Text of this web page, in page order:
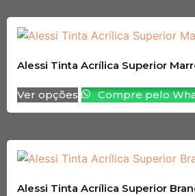
Alessi Tinta Acrílica Superior
Ver opções Compre pelo
Alessi Tinta Acrílica Superior